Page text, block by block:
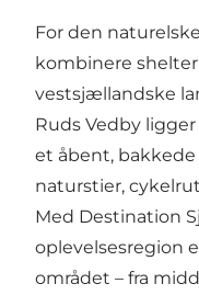
For den
kombinere
vestsjællandske
Ruds Vedby
et åbent,
naturstier,
Med Destination
oplevelsesregion
området – fra